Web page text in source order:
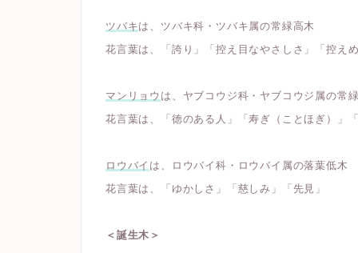
ツバキは、ツバキ科・ツバキ属の常緑高木
花言葉は、「誇り」「控え目なやさしさ」「控えめ
マンリョウ は、ヤブコウジ科・ヤブコウジ属の常
花言葉は、「徳のある人」「寿ぎ（ことほぎ）」「
ロウバイ は、ロウバイ科・ロウバイ属の落葉低木
花言葉は、「ゆかしさ」「慈しみ」「先見」
＜誕生木＞